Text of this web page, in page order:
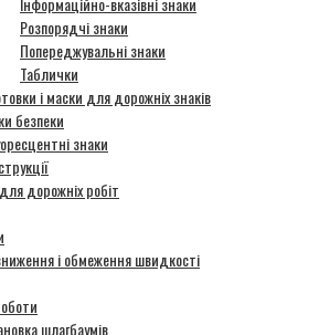
Розпорядчі знаки
Попереджувальні знаки
Таблички
і маски для дорожніх знаків
безпеки
знаки
дорожніх робіт
і обмеження швидкості
шлагбаумів